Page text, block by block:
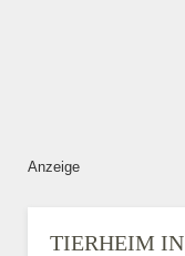
Anzeige
TIERHEIM